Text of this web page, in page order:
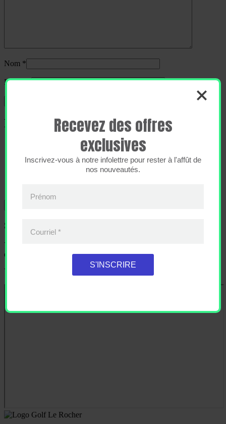
Nom *
E-mail*
Produits similaires
casquette à l’effigie du 35e
Soyez les premiers au courant!
Vous recevrez en primeur les promotions de saison et les rabais
d'événements.
Vous pouvez vous désabonner en tout temps.
Recevez des offres
exclusives
Inscrivez-vous à notre infolettre pour rester à l'affût de
nos nouveautés.
Prénom
Courriel *
S'INSCRIRE